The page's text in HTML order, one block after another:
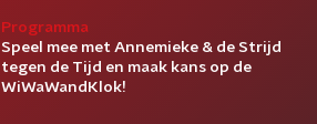
Programma
Speel mee met Annemieke & de Strijd
tegen de Tijd en maak kans op de
WiWaWandKlok!